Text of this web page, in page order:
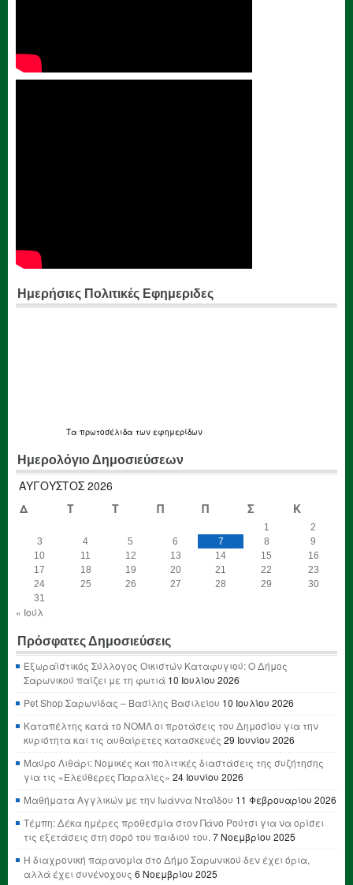
Ημερήσιες Πολιτικές Εφημεριδες
Τα πρωτοσέλιδα των εφημερίδων
Ημερολόγιο Δημοσιεύσεων
ΑΎΓΟΥΣΤΟΣ 2026
Δ
Τ Τ Π Π Σ Κ
1
2
3
4 5 6 7 8
9
10
11 12 13 14 15
16
17
18 19 20 21 22
23
24
25 26 27 28 29
30
31
« Ιούλ
Πρόσφατες Δημοσιεύσεις
Εξωραϊστικός Σύλλογος Οικιστών Καταφυγιού: Ο Δήμος
Σαρωνικού παίζει με τη φωτιά 10 Ιουλίου 2026
Pet Shop Σαρωνίδας – Βασίλης Βασιλείου 10 Ιουλίου 2026
Καταπέλτης κατά το ΝΟΜΛ οι προτάσεις του Δημοσίου για την
κυριότητα και τις αυθαίρετες κατασκευές 29 Ιουνίου 2026
Μαύρο Λιθάρι: Νομικές και πολιτικές διαστάσεις της συζήτησης
για τις «Ελεύθερες Παραλίες» 24 Ιουνίου 2026
Μαθήματα Αγγλικών με την Ιωάννα Νταΐδου 11 Φεβρουαρίου 2026
Τέμπη: Δέκα ημέρες προθεσμία στον Πάνο Ρούτσι για να ορίσει
τις εξετάσεις στη σορό του παιδιού του. 7 Νοεμβρίου 2025
Η διαχρονική παρανομία στο Δήμο Σαρωνικού δεν έχει όρια,
αλλά έχει συνένοχους 6 Νοεμβρίου 2025